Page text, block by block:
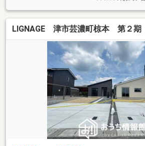
LIGNAGE 津市芸濃町椋本 第２